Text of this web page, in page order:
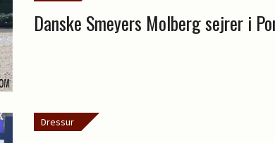
Danske Smeyers Molberg sejrer i
Dressur